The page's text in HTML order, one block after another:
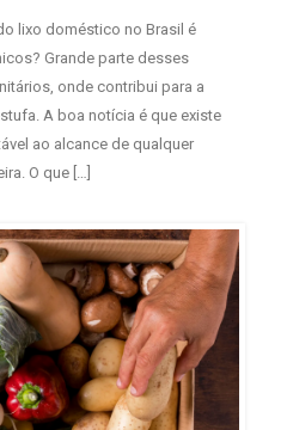
lixo doméstico no Brasil é
Grande parte desses
onde contribui para a
A boa notícia é que existe
ao alcance de qualquer
O que […]